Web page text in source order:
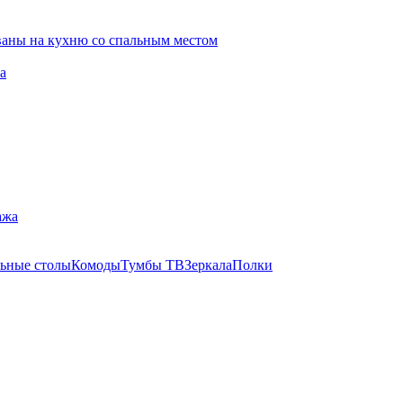
на кухню со спальным местом
столыКомодыТумбы ТВЗеркалаПолки